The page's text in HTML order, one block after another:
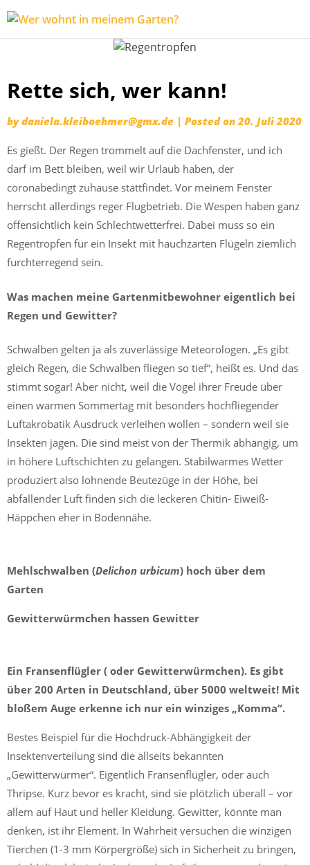
wohnt
meinem
Garten?
vor der
to
Rette sich, wer kann!
bydaniela.kleiboehmer@gmx.de | Posted on20. Juli 2020
Es gießt. Der Regen trommelt auf die Dachfenster, und ich
darf im Bett bleiben, weil wir Urlaub haben, der
coronabedingt zuhause stattfindet. Vor meinem Fenster
herrscht allerdings reger Flugbetrieb. Die Wespen haben ganz
offensichtlich kein Schlechtwetterfrei. Dabei muss so ein
Regentropfen für ein Insekt mit hauchzarten Flügeln ziemlich
furchterregend sein.
Was machen meine Gartenmitbewohner eigentlich bei
Regen und Gewitter?
Schwalben gelten ja als zuverlässige Meteorologen. „Es gibt
gleich Regen, die Schwalben fliegen so tief“, heißt es. Und das
stimmt sogar! Aber nicht, weil die Vögel ihrer Freude über
einen warmen Sommertag mit besonders hochfliegender
Luftakrobatik Ausdruck verleihen wollen – sondern weil sie
Insekten jagen. Die sind meist von der Thermik abhängig, um
in höhere Luftschichten zu gelangen. Stabilwarmes Wetter
produziert also lohnende Beutezüge in der Höhe, bei
abfallender Luft finden sich die leckeren Chitin- Eiweiß-
Häppchen eher in Bodennähe.
Mehlschwalben (Delichon urbicum) hoch über dem
Garten
Gewitterwürmchen hassen Gewitter
Ein Fransenflügler ( oder Gewitterwürmchen). Es gibt
über 200 Arten in Deutschland, über 5000 weltweit! Mit
bloßem Auge erkenne ich nur ein winziges „Komma“.
Bestes Beispiel für die Hochdruck-Abhängigkeit der
Insektenverteilung sind die allseits bekannten
„Gewitterwürmer“. Eigentlich Fransenflügler, oder auch
Thripse. Kurz bevor es kracht, sind sie plötzlich überall – vor
allem auf Haut und heller Kleidung. Gewitter, könnte man
denken, ist ihr Element. In Wahrheit versuchen die winzigen
Tierchen (1-3 mm Körpergröße) sich in Sicherheit zu bringen,